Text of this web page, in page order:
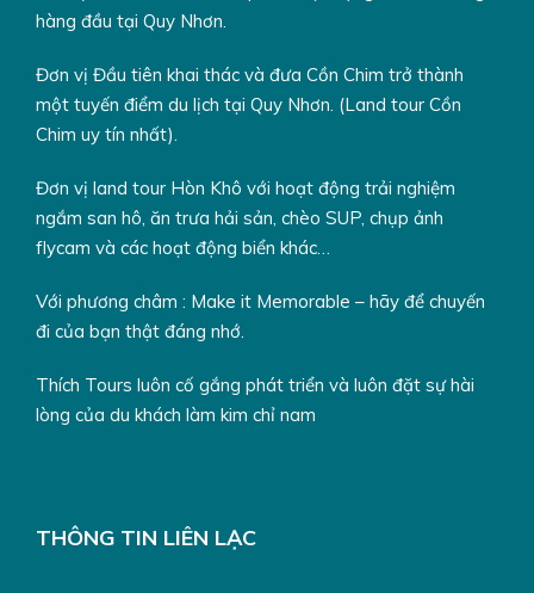
Ngắm hoàng hôn đầm Thị Nại nên thơ và yên bình vào
những ngày hè (Nếu đến Cồn Chim vào buổi chiều);
Tận hưởng không khí mát mẻ và nghỉ ngơi thư giãn bên
hồ nuôi tôm, cá;
Câu cá thư giãn, nghỉ ngơi dưới bóng mát rừng đước.
hàng đầu tại Quy Nhơn.
Đơn vị Đầu tiên khai thác và đưa Cồn Chim trở thành
một tuyến điểm du lịch tại Quy Nhơn. (Land tour Cồn
Chim uy tín nhất).
Đơn vị land tour Hòn Khô với hoạt động trải nghiệm
ngắm san hô, ăn trưa hải sản, chèo SUP, chụp ảnh
flycam và các hoạt động biển khác…
Với phương châm : Make it Memorable – hãy để chuyến
đi của bạn thật đáng nhớ.
Thích Tours luôn cố gắng phát triển và luôn đặt sự hài
lòng của du khách làm kim chỉ nam
THÔNG TIN LIÊN LẠC